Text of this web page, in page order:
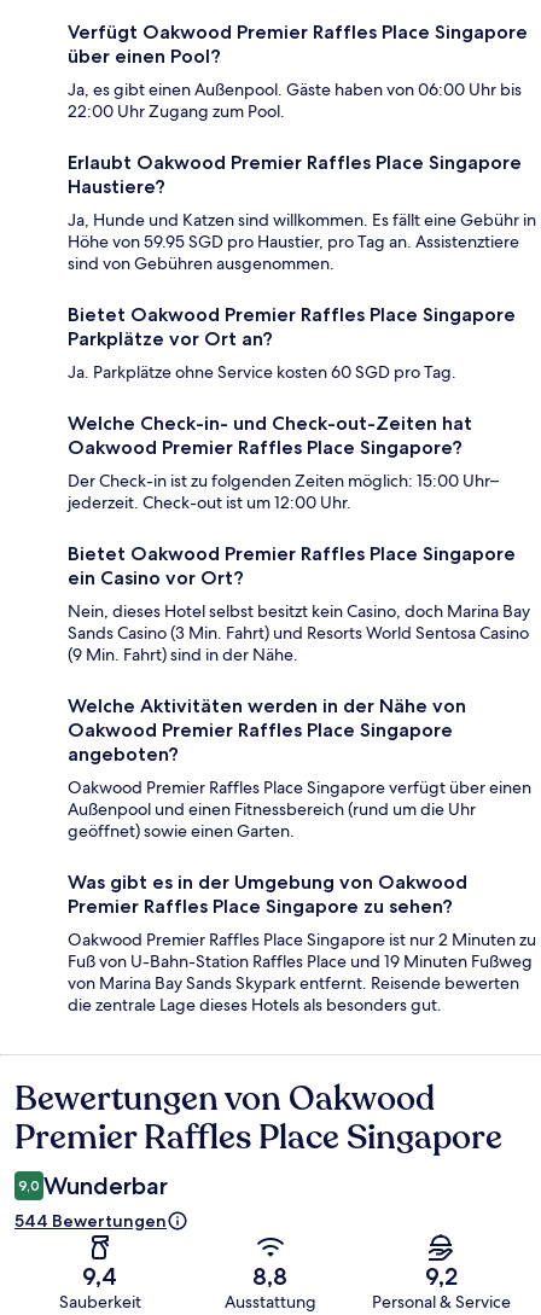
Verfügt Oakwood Premier Raffles Place Singapore
über einen Pool?
Ja, es gibt einen Außenpool. Gäste haben von 06:00 Uhr bis
22:00 Uhr Zugang zum Pool.
Erlaubt Oakwood Premier Raffles Place Singapore
Haustiere?
Ja, Hunde und Katzen sind willkommen. Es fällt eine Gebühr in
Höhe von 59.95 SGD pro Haustier, pro Tag an. Assistenztiere
sind von Gebühren ausgenommen.
Bietet Oakwood Premier Raffles Place Singapore
Parkplätze vor Ort an?
Ja. Parkplätze ohne Service kosten 60 SGD pro Tag.
Welche Check-in- und Check-out-Zeiten hat
Oakwood Premier Raffles Place Singapore?
Der Check-in ist zu folgenden Zeiten möglich: 15:00 Uhr–
jederzeit. Check-out ist um 12:00 Uhr.
Bietet Oakwood Premier Raffles Place Singapore
ein Casino vor Ort?
Nein, dieses Hotel selbst besitzt kein Casino, doch Marina Bay
Sands Casino (3 Min. Fahrt) und Resorts World Sentosa Casino
(9 Min. Fahrt) sind in der Nähe.
Welche Aktivitäten werden in der Nähe von
Oakwood Premier Raffles Place Singapore
angeboten?
Oakwood Premier Raffles Place Singapore verfügt über einen
Außenpool und einen Fitnessbereich (rund um die Uhr
geöffnet) sowie einen Garten.
Was gibt es in der Umgebung von Oakwood
Premier Raffles Place Singapore zu sehen?
Oakwood Premier Raffles Place Singapore ist nur 2 Minuten zu
Fuß von U-Bahn-Station Raffles Place und 19 Minuten Fußweg
von Marina Bay Sands Skypark entfernt. Reisende bewerten
die zentrale Lage dieses Hotels als besonders gut.
Bewertungen
Bewertungen von Oakwood
Premier Raffles Place Singapore
9,0 Wunderbar
544 Bewertungen
9,4
Sauberkeit
8,8
Ausstattung
9,2
Personal & Service